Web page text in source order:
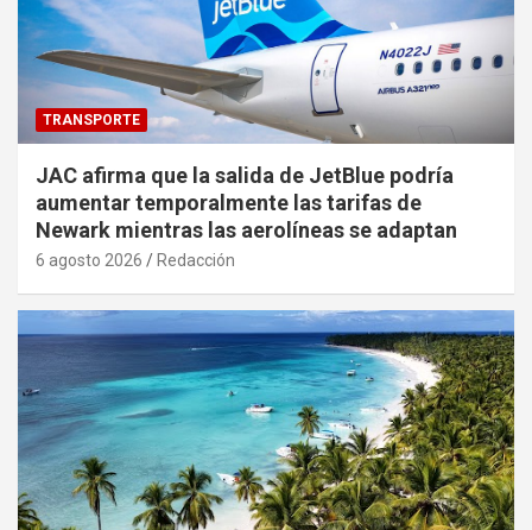
TRANSPORTE
JAC afirma que la salida de JetBlue podría
aumentar temporalmente las tarifas de
Newark mientras las aerolíneas se adaptan
6 agosto 2026 Redacción